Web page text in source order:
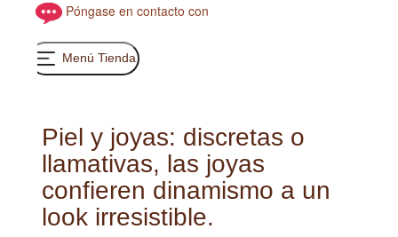
Póngase en contacto con
Menú Tienda
Piel y joyas: discretas o
llamativas, las joyas
confieren dinamismo a un
look irresistible.